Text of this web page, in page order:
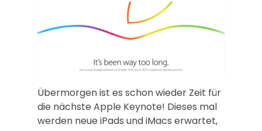
Übermorgen ist es schon wieder Zeit für
die nächste Apple Keynote! Dieses mal
werden neue iPads und iMacs erwartet,